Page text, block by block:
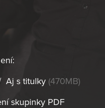
Aj s titulky (470MB)
skupinky PDF